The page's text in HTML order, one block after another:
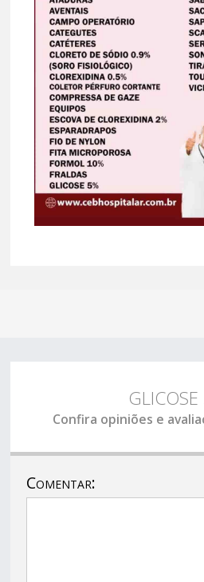
Confira opiniões e
Comentar: